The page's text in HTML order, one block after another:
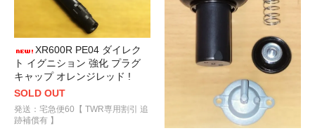
XR600R PE04 ダイレク
ト イグニション 強化 プラグ
キャップ オレンジレッド !
SOLD OUT
発送：宅急便60【 TWR専用割引 追
跡補償有 】